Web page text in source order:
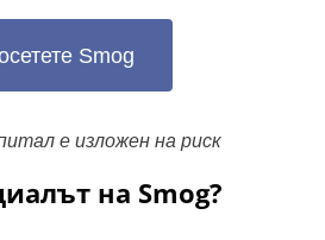
Smog
е изложен на риск
на Smog?